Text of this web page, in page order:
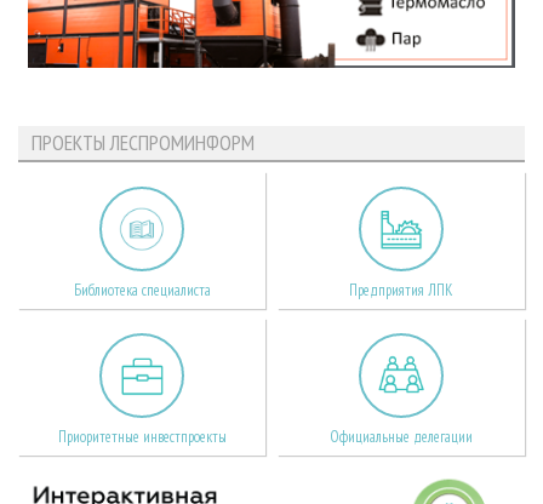
ПРОЕКТЫ ЛЕСПРОМИНФОРМ
Библиотека специалиста Предприятия ЛПК
Приоритетные инвестпроекты Официальные делегации